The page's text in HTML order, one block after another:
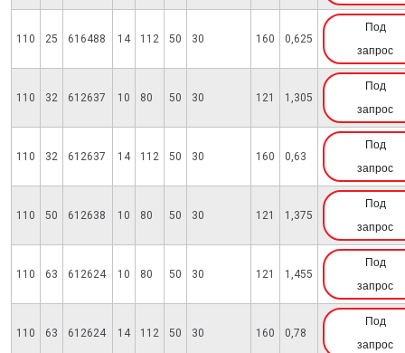
110 25 616488 14 112 50 30 160 0,625
Под
запрос
110 32 612637 10 80 50 30 121 1,305
Под
запрос
110 32 612637 14 112 50 30 160 0,63
Под
запрос
110 50 612638 10 80 50 30 121 1,375
Под
запрос
110 63 612624 10 80 50 30 121 1,455
Под
запрос
110 63 612624 14 112 50 30 160 0,78
Под
запрос